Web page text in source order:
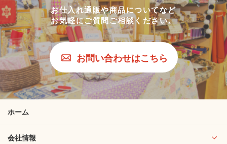
お仕入れ通販や商品についてなど
お気軽にご質問ご相談ください。
お問い合わせはこちら
ホーム
会社情報